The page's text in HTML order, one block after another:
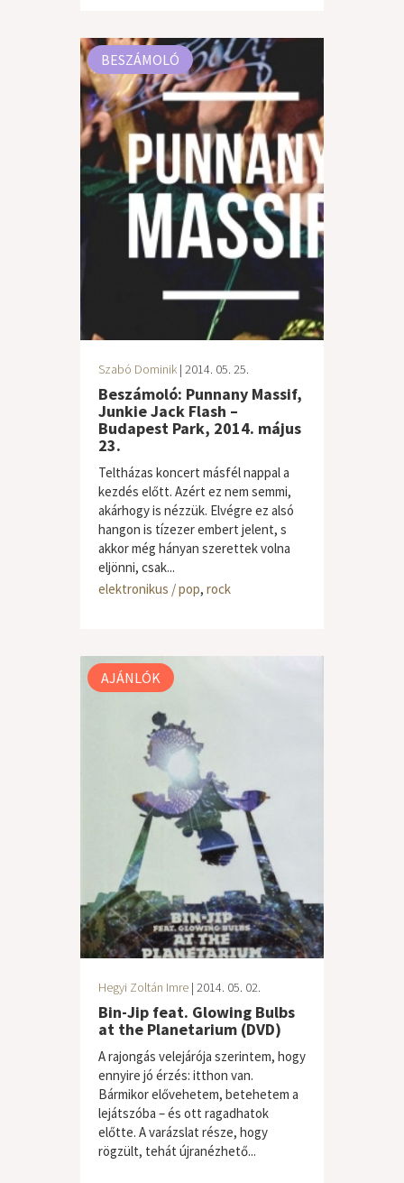
BESZÁMOLÓ
Szabó Dominik | 2014. 05. 25.
Beszámoló: Punnany Massif,
Junkie Jack Flash –
Budapest Park, 2014. május
23.
Teltházas koncert másfél nappal a
kezdés előtt. Azért ez nem semmi,
akárhogy is nézzük. Elvégre ez alsó
hangon is tízezer embert jelent, s
akkor még hányan szerettek volna
eljönni, csak...
elektronikus / pop, rock
AJÁNLÓK
Hegyi Zoltán Imre | 2014. 05. 02.
Bin-Jip feat. Glowing Bulbs
at the Planetarium (DVD)
A rajongás velejárója szerintem, hogy
ennyire jó érzés: itthon van.
Bármikor elővehetem, betehetem a
lejátszóba – és ott ragadhatok
előtte. A varázslat része, hogy
rögzült, tehát újranézhető...